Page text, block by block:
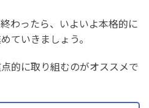
わったら、いよいよ本格的に
ていきましょう。
的に取り組むのがオススメで